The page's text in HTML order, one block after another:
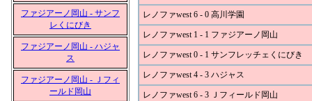
ファジアーノ岡山 - サンフ
レくにびき
ファジアーノ岡山 - ハジャ
ス
ファジアーノ岡山 - Ｊフィ
ールド岡山
レノファwest 6 - 0 高川学園
レノファwest 1 - 1 ファジアーノ岡山
レノファwest 0 - 1 サンフレッチェくにびき
レノファwest 4 - 3 ハジャス
レノファwest 6 - 3 Ｊフィールド岡山